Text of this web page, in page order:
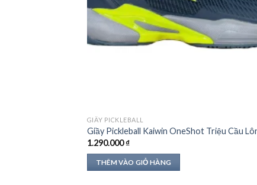
GIẦY PICKLEBALL
Giầy Pickleball Kaiwin OneShot Triệu Cầu
1.290.000₫
THÊM VÀO GIỎ HÀNG